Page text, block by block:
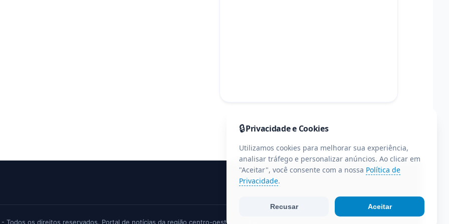
Todos os direitos reservados. Portal de notícias da região centro-oeste do Paraná.
🔒Privacidade e Cookies
Utilizamos cookies para melhorar sua experiência,
analisar tráfego e personalizar anúncios. Ao clicar em
"Aceitar", você consente com a nossa Política de
Privacidade.
Recusar Aceitar